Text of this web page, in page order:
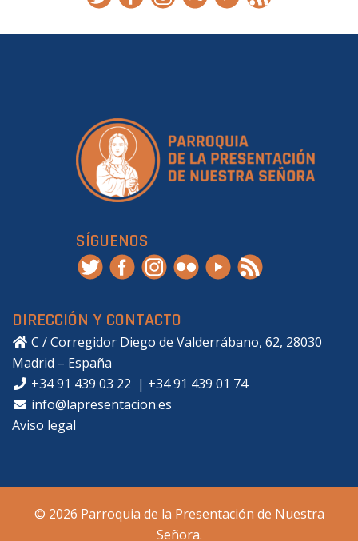
SÍGUENOS
DIRECCIÓN Y CONTACTO
C / Corregidor Diego de Valderrábano, 62, 28030
Madrid – España
+34 91 439 03 22 | +34 91 439 01 74
info@lapresentacion.es
Aviso legal
© 2026 Parroquia de la Presentación de Nuestra
Señora.